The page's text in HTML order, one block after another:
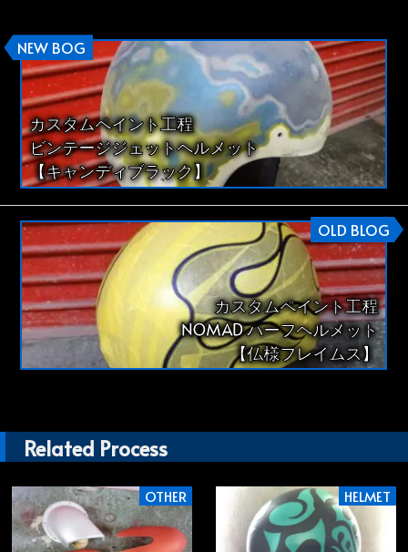
NEW BOG
カスタムペイント工程
ビンテージジェットヘルメット
【キャンディブラック】
OLD BLOG
カスタムペイント工程
NOMAD ハーフヘルメット
【仏様フレイムス】
Related Process
OTHER HELMET